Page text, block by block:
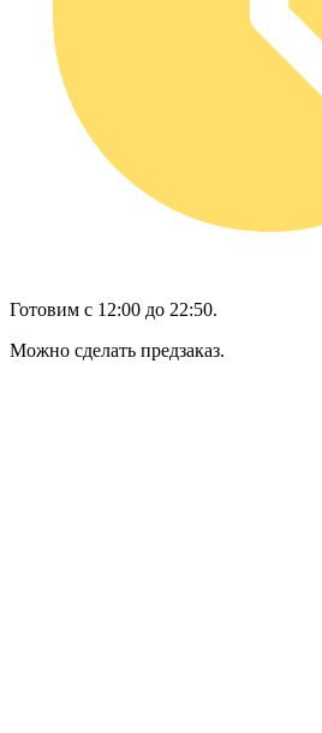
Готовим с 12:00 до 22:50.
Можно сделать предзаказ.